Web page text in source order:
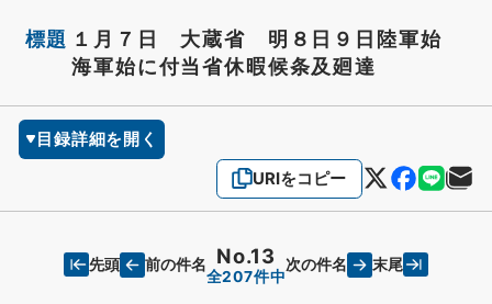
標題 １月７日 大蔵省 明８日９日陸軍始
海軍始に付当省休暇候条及廻達
目録詳細を開く
URIをコピー
先頭 前の件名 No.13
全207件中
次の件名 末尾